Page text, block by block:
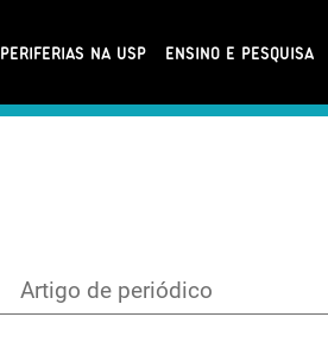
PERIFERIAS NA USP ENSINO E PESQUISA
Artigo de periódico